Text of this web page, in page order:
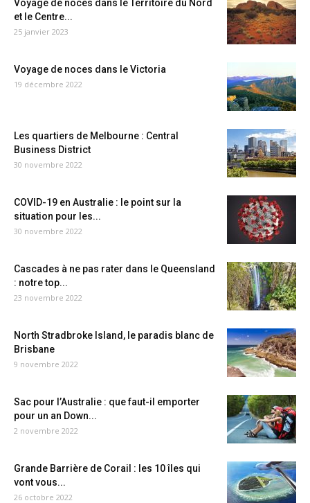
Voyage de noces dans le Territoire du Nord
et le Centre...
25 janvier 2023
Voyage de noces dans le Victoria
19 décembre 2022
Les quartiers de Melbourne : Central
Business District
30 novembre 2022
COVID-19 en Australie : le point sur la
situation pour les...
30 novembre 2022
Cascades à ne pas rater dans le Queensland
: notre top...
23 novembre 2022
North Stradbroke Island, le paradis blanc de
Brisbane
9 novembre 2022
Sac pour l’Australie : que faut-il emporter
pour un an Down...
2 novembre 2022
Grande Barrière de Corail : les 10 îles qui
vont vous...
26 octobre 2022